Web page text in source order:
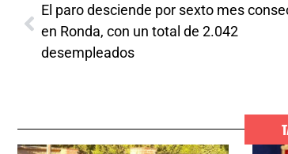
El paro desciende por sexto mes
en Ronda, con un total de 2.042
desempleados